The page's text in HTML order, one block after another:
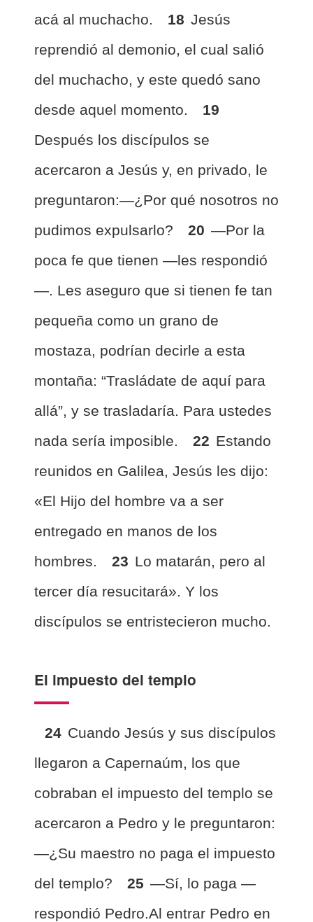
acá al muchacho. 18 Jesús
reprendió al demonio, el cual salió
del muchacho, y este quedó sano
desde aquel momento.
19
Después los discípulos se
acercaron a Jesús y, en privado, le
preguntaron:—¿Por qué nosotros no
pudimos expulsarlo?
20 —Por la
poca fe que tienen —les respondió
—. Les aseguro que si tienen fe tan
pequeña como un grano de
mostaza, podrían decirle a esta
montaña: “Trasládate de aquí para
allá”, y se trasladaría. Para ustedes
nada sería imposible.
22 Estando
reunidos en Galilea, Jesús les dijo:
«El Hijo del hombre va a ser
entregado en manos de los
hombres.
23 Lo matarán, pero al
tercer día resucitará». Y los
discípulos se entristecieron mucho.
El impuesto del templo
24 Cuando Jesús y sus discípulos
llegaron a Capernaúm, los que
cobraban el impuesto del templo se
acercaron a Pedro y le preguntaron:
—¿Su maestro no paga el impuesto
del templo?
25 —Sí, lo paga —
respondió Pedro.Al entrar Pedro en